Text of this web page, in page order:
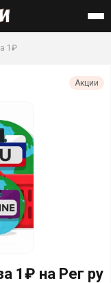
1₽
Акции
1₽ на Рег ру